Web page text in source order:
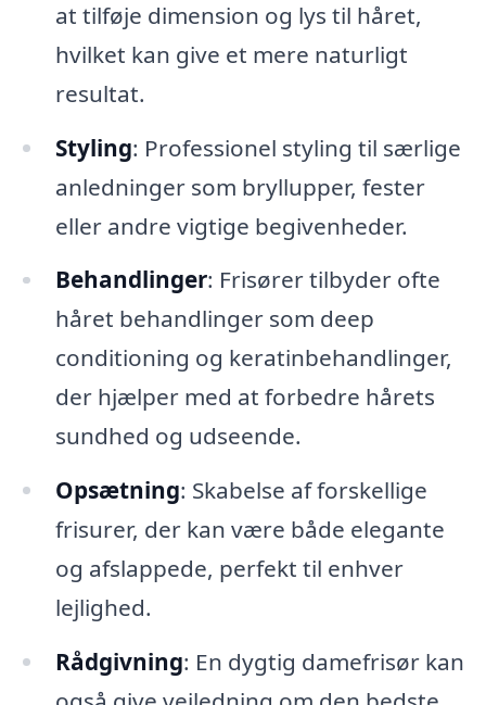
at tilføje dimension og lys til håret,
hvilket kan give et mere naturligt
resultat.
Styling: Professionel styling til særlige
anledninger som bryllupper, fester
eller andre vigtige begivenheder.
Behandlinger: Frisører tilbyder ofte
håret behandlinger som deep
conditioning og keratinbehandlinger,
der hjælper med at forbedre hårets
sundhed og udseende.
Opsætning: Skabelse af forskellige
frisurer, der kan være både elegante
og afslappede, perfekt til enhver
lejlighed.
Rådgivning: En dygtig damefrisør kan